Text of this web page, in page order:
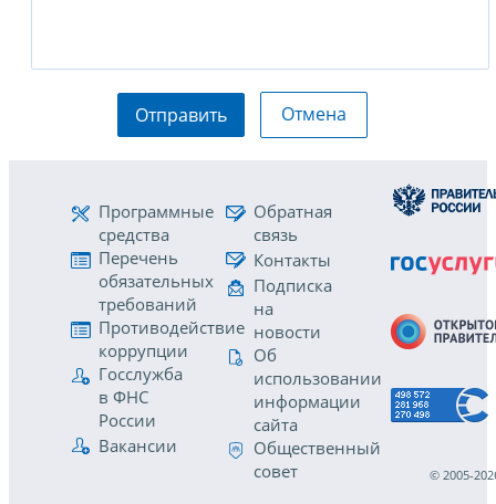
Отправить Отмена
Программные
средства
Перечень
обязательных
требований
Противодействие
коррупции
Госслужба
в ФНС
России
Вакансии
Обратная
связь
Контакты
Подписка
на
новости
Об
использовании
информации
сайта
Общественный
совет
© 2005-